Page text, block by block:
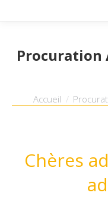
Procuration
Vous êtes ici :
Accueil
Chères